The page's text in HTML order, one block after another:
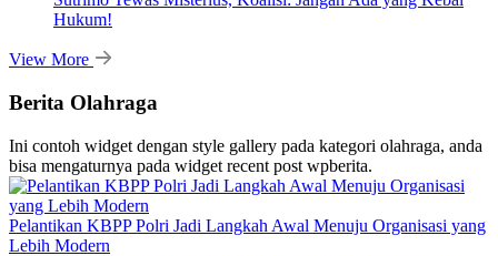
Hukum!
View More
Berita Olahraga
Ini contoh widget dengan style gallery pada kategori olahraga, anda
bisa mengaturnya pada widget recent post wpberita.
Pelantikan KBPP Polri Jadi Langkah Awal Menuju Organisasi yang
Lebih Modern